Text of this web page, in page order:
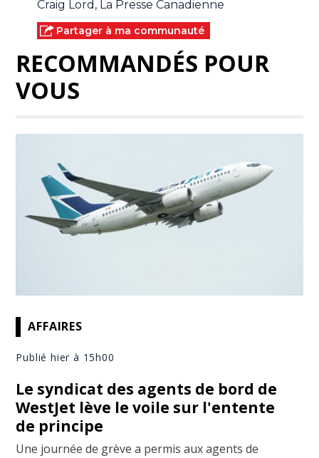
Craig Lord, La Presse Canadienne
Partager à ma communauté
RECOMMANDÉS POUR
VOUS
AFFAIRES
Publié hier à 15h00
Le syndicat des agents de bord de
WestJet lève le voile sur l'entente
de principe
Une journée de grève a permis aux agents de